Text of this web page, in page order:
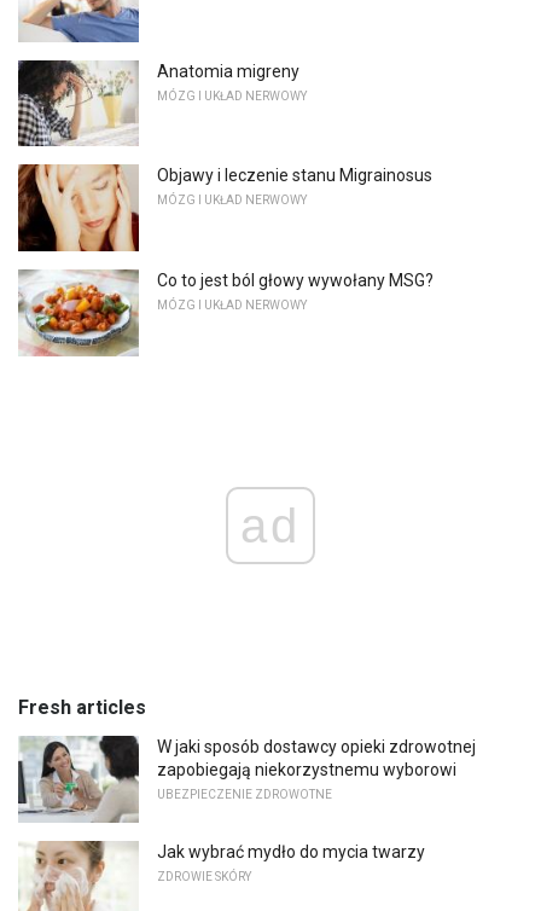
Anatomia migreny
MÓZG I UKŁAD NERWOWY
Objawy i leczenie stanu Migrainosus
MÓZG I UKŁAD NERWOWY
Co to jest ból głowy wywołany MSG?
MÓZG I UKŁAD NERWOWY
ad
Fresh articles
W jaki sposób dostawcy opieki zdrowotnej
zapobiegają niekorzystnemu wyborowi
UBEZPIECZENIE ZDROWOTNE
Jak wybrać mydło do mycia twarzy
ZDROWIE SKÓRY